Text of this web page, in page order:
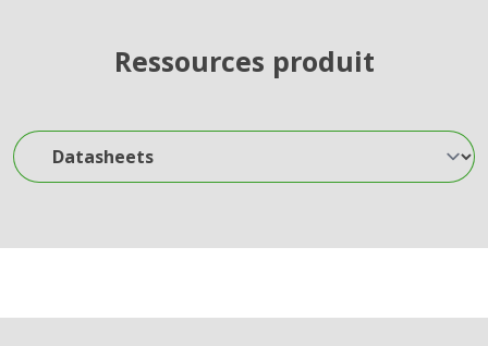
Ressources produit
Datasheets